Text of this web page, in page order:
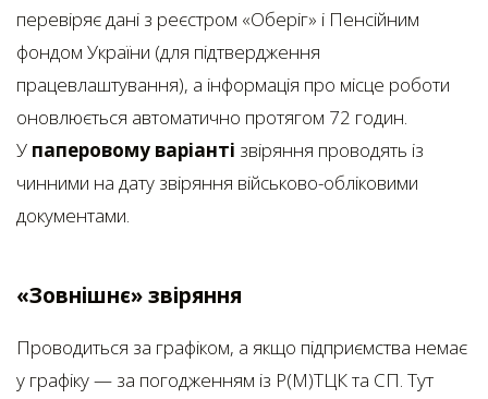
перевіряє дані з реєстром «Оберіг» і Пенсійним
фондом України (для підтвердження
працевлаштування), а інформація про місце роботи
оновлюється автоматично протягом 72 годин.
У паперовому варіанті звіряння проводять із
чинними на дату звіряння військово-обліковими
документами.
«Зовнішнє» звіряння
Проводиться за графіком, а якщо підприємства немає
у графіку — за погодженням із Р(М)ТЦК та СП. Тут